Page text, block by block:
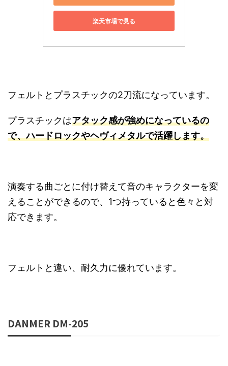
楽天市場で見る
フェルトとプラスチックの2刀流になっています。
プラスチックはアタック感が強めになっているの
で、ハードロックやヘヴィメタルで活躍します。
演奏する曲ごとに付け替えて音のキャラクターを変
えることができるので、1つ持っていると色々と対
応できます。
フェルトと違い、耐久力に優れています。
DANMER DM-205